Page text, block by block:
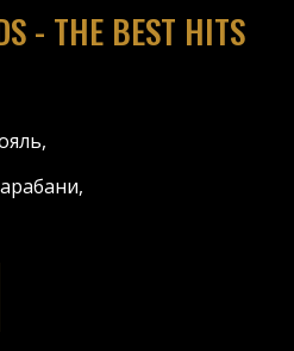
- THE BEST HITS
,
,